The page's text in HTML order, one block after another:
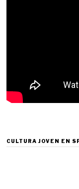
CULTURA JOVEN EN